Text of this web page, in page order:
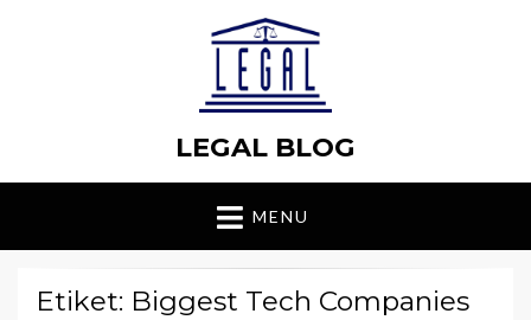
LEGAL BLOG
MENU
Etiket: Biggest Tech Companies